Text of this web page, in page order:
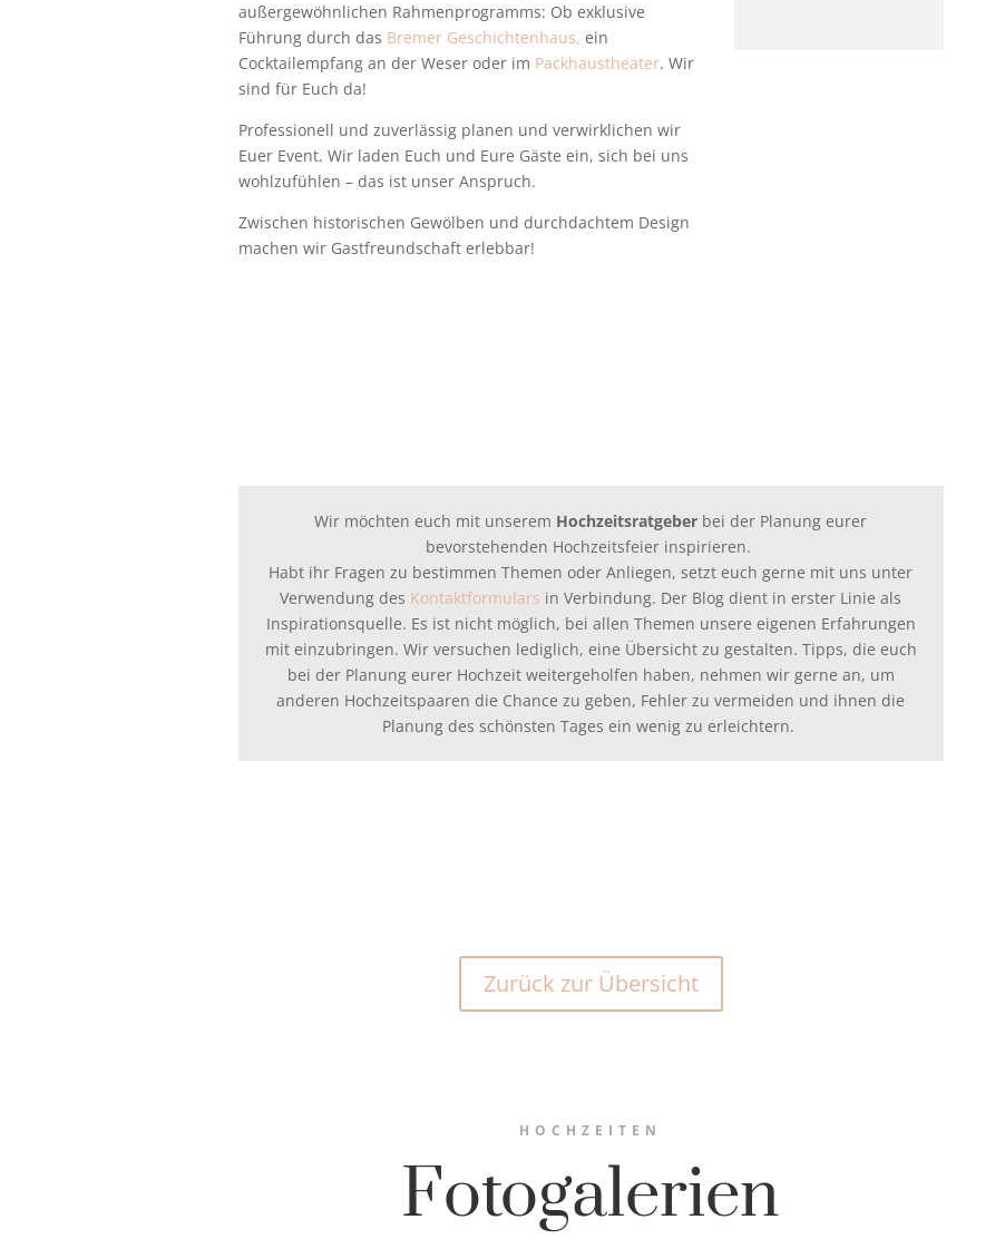
außergewöhnlichen Rahmenprogramms: Ob exklusive
Führung durch das Bremer Geschichtenhaus, ein
Cocktailempfang an der Weser oder im Packhaustheater. Wir
sind für Euch da!
Professionell und zuverlässig planen und verwirklichen wir
Euer Event. Wir laden Euch und Eure Gäste ein, sich bei uns
wohlzufühlen – das ist unser Anspruch.
Zwischen historischen Gewölben und durchdachtem Design
machen wir Gastfreundschaft erlebbar!
Wir möchten euch mit unserem Hochzeitsratgeber bei der Planung eurer
bevorstehenden Hochzeitsfeier inspirieren.
Habt ihr Fragen zu bestimmen Themen oder Anliegen, setzt euch gerne mit uns unter
Verwendung des Kontaktformulars in Verbindung. Der Blog dient in erster Linie als
Inspirationsquelle. Es ist nicht möglich, bei allen Themen unsere eigenen Erfahrungen
mit einzubringen. Wir versuchen lediglich, eine Übersicht zu gestalten. Tipps, die euch
bei der Planung eurer Hochzeit weitergeholfen haben, nehmen wir gerne an, um
anderen Hochzeitspaaren die Chance zu geben, Fehler zu vermeiden und ihnen die
Planung des schönsten Tages ein wenig zu erleichtern.
Zurück zur Übersicht
HOCHZEITEN
Fotogalerien